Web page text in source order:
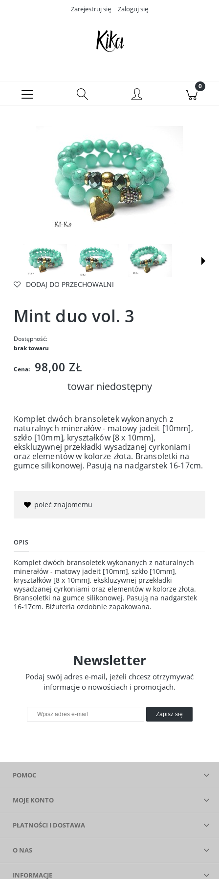
Zarejestruj się Zaloguj się
DODAJ DO PRZECHOWALNI
Mint duo vol. 3
Dostępność:
brak towaru
Cena: 98,00 ZŁ
towar niedostępny
Komplet dwóch bransoletek wykonanych z
naturalnych minerałów - matowy jadeit [10mm],
szkło [10mm], kryształków [8 x 10mm],
ekskluzywnej przekładki wysadzanej cyrkoniami
oraz elementów w kolorze złota. Bransoletki na
gumce silikonowej. Pasują na nadgarstek 16-17cm.
poleć znajomemu
OPIS
Komplet dwóch bransoletek wykonanych z naturalnych
minerałów - matowy jadeit [10mm], szkło [10mm],
kryształków [8 x 10mm], ekskluzywnej przekładki
wysadzanej cyrkoniami oraz elementów w kolorze złota.
Bransoletki na gumce silikonowej. Pasują na nadgarstek
16-17cm. Biżuteria ozdobnie zapakowana.
Newsletter
Podaj swój adres e-mail, jeżeli chcesz otrzymywać
informacje o nowościach i promocjach.
Zapisz się
POMOC
MOJE KONTO
PŁATNOŚCI I DOSTAWA
O NAS
INFORMACJE